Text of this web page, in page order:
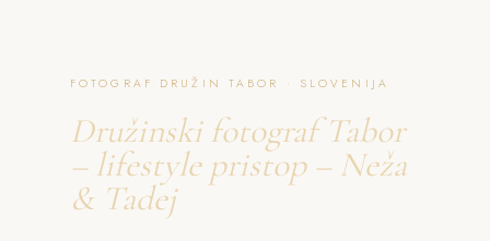
FOTOGRAF DRUŽIN TABOR · SLOVENIJA
Družinski fotograf Tabor
– lifestyle pristop – Neža
& Tadej